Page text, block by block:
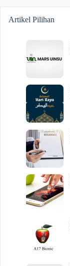
Artikel Pilihan